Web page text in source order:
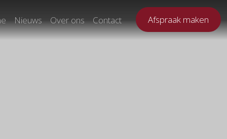
Nieuws Over ons Contact Afspraak maken